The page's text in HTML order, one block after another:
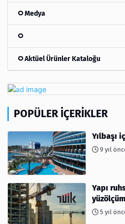
Medya
Aktüel Ürünler Kataloğu
POPÜLER İÇERIKLER
Yılbaşı
9 yıl
Yapı
5 yıl